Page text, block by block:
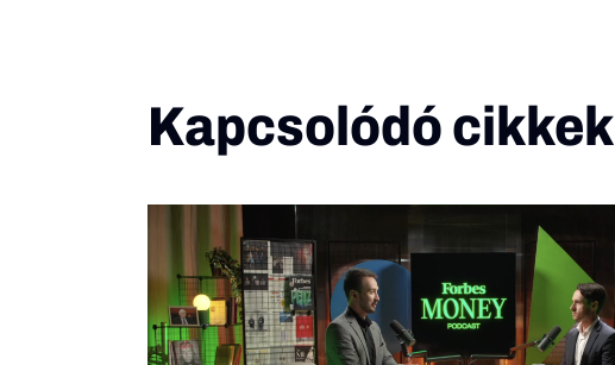
Kapcsolódó cikkek